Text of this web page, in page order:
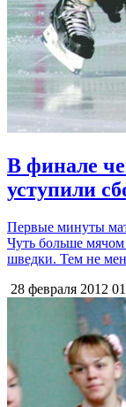
В финале
уступили
Первые минуты
Чуть больше
шведки. Тем не
28 февраля 2012